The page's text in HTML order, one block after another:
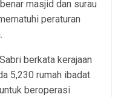
masjid dan surau
peraturan
berkata kerajaan
5,230 rumah ibadat
beroperasi